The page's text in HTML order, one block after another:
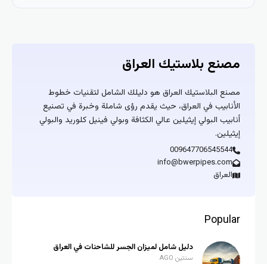
مصنع بلاستيك العراق
مصنع البلاستيك العراق هو دليلك الشامل لتقنيات خطوط
الأنابيب في العراق، حيث يقدم رؤى شاملة وخبرة في تصنيع
أنابيب البولي إيثيلين عالي الكثافة وبولي فينيل كلوريد والبولي
إيثيلين.
009647706545544
info@bwerpipes.com
العراق
Popular
دليل شامل لميزان الجسر للشاحنات في العراق
سنتين AGO